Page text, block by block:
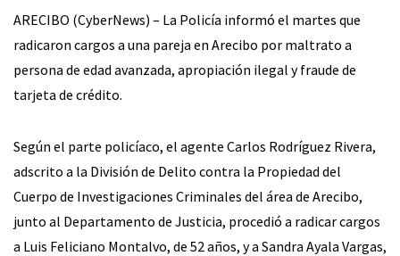
ARECIBO (CyberNews) – La Policía informó el martes que
radicaron cargos a una pareja en Arecibo por maltrato a
persona de edad avanzada, apropiación ilegal y fraude de
tarjeta de crédito.
Según el parte policíaco, el agente Carlos Rodríguez Rivera,
adscrito a la División de Delito contra la Propiedad del
Cuerpo de Investigaciones Criminales del área de Arecibo,
junto al Departamento de Justicia, procedió a radicar cargos
a Luis Feliciano Montalvo, de 52 años, y a Sandra Ayala Vargas,